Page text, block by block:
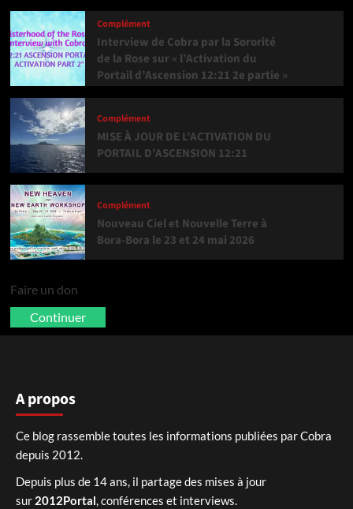
Complément
Interview de Cobra par la Sororité
de la Rose sur « l’Activation du
Portail d’Ascension 12:21 2e partie »
Complément
MISE À JOUR DE L’ACTIVATION DU
PORTAIL D’ASCENSION 12:21
Complément
Nouveau Ciel et Nouvelle Terre à
Bora-Bora le 23 et 24 mai 2026
Faire un don
Continuer
A propos
Ce blog rassemble toutes les informations publiées par Cobra
depuis 2012.
Depuis plus de 14 ans, il partage des mises à jour
sur 2012Portal, conférences et interviews.